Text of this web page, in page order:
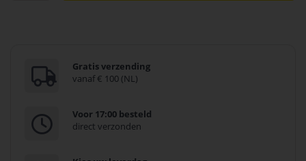
Gratis verzending
vanaf € 100 (NL)
Voor 17:00 besteld
direct verzonden